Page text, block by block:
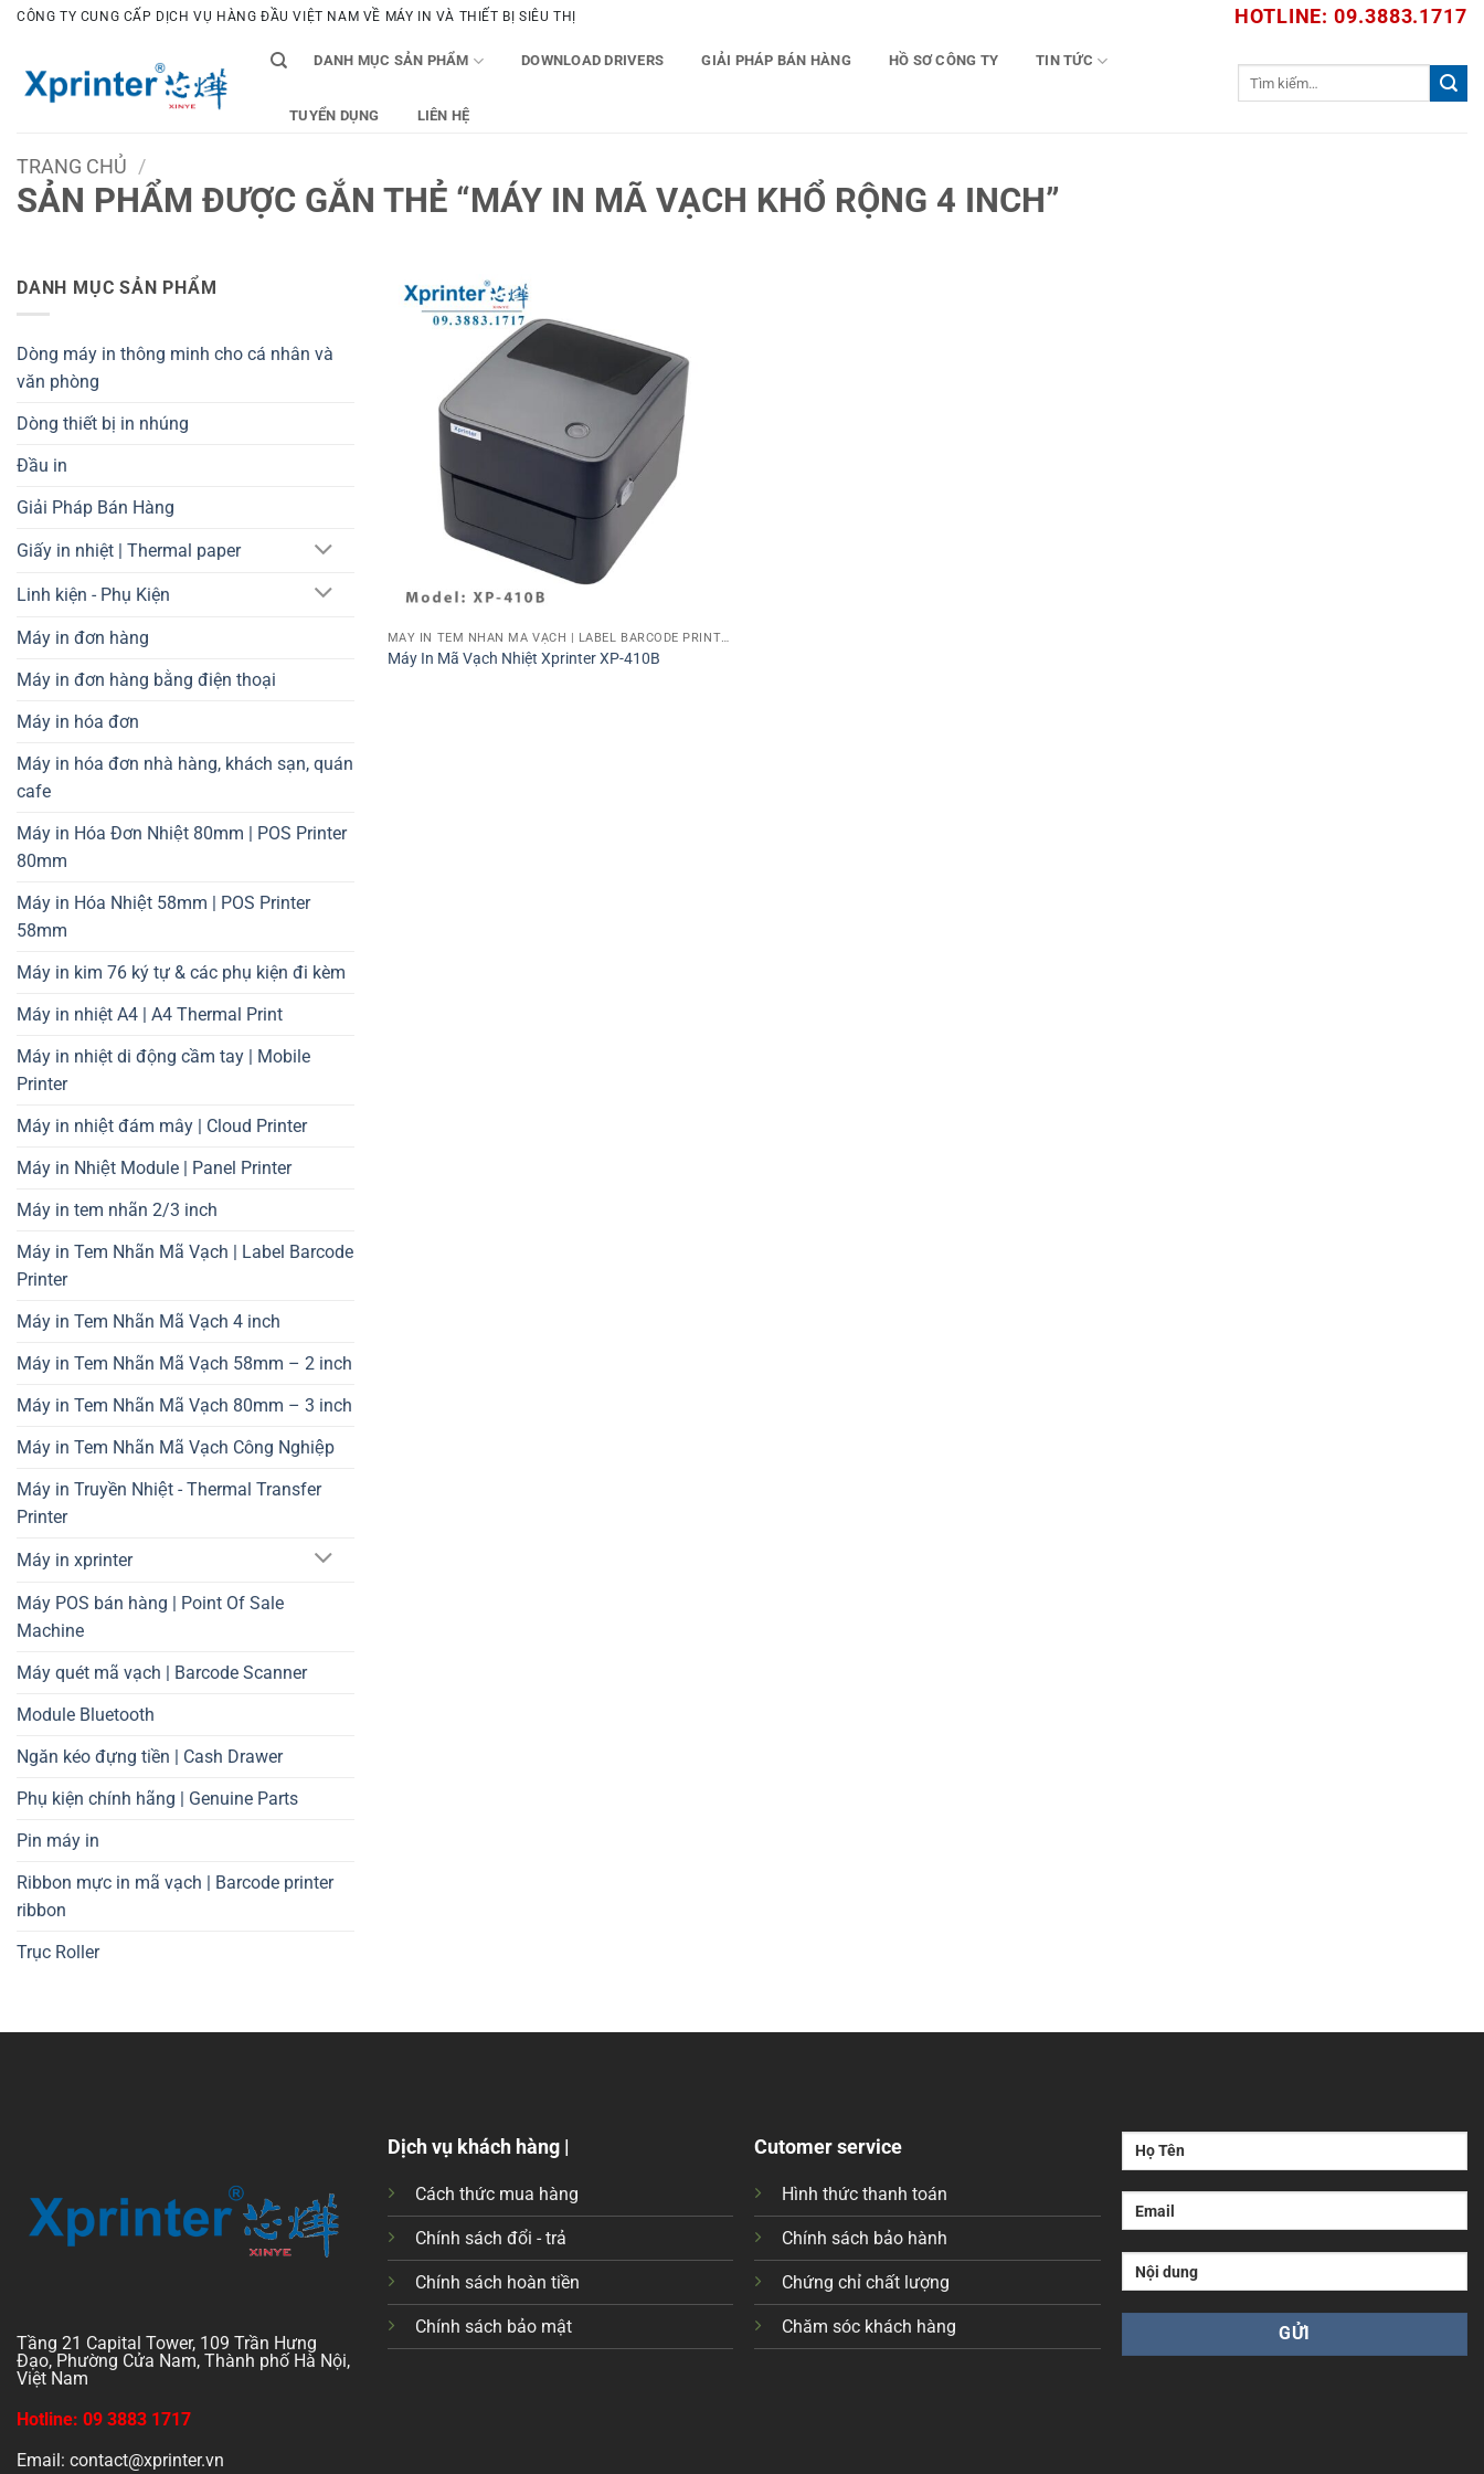
Bỏ
dung
CÔNG TY CUNG CẤP DỊCH VỤ HÀNG ĐẦU VIỆT NAM VỀ MÁY IN VÀ THIẾT BỊ SIÊU THỊ HOTLINE: 09.3883.1717
DANH MỤC SẢN PHẨM DOWNLOAD DRIVERS GIẢI PHÁP BÁN HÀNG HỒ SƠ CÔNG TY TIN TỨC
TUYỂN DỤNG LIÊN HỆ
TRANG CHỦ /
SẢN PHẨM ĐƯỢC GẮN THẺ “MÁY IN MÃ VẠCH KHỔ RỘNG 4 INCH”
DANH MỤC SẢN PHẨM
Dòng máy in thông minh cho cá nhân và
văn phòng
Dòng thiết bị in nhúng
Đầu in
Giải Pháp Bán Hàng
Giấy in nhiệt | Thermal paper
Linh kiện - Phụ Kiện
Máy in đơn hàng
Máy in đơn hàng bằng điện thoại
Máy in hóa đơn
Máy in hóa đơn nhà hàng, khách sạn, quán
cafe
Máy in Hóa Đơn Nhiệt 80mm | POS Printer
80mm
Máy in Hóa Nhiệt 58mm | POS Printer
58mm
Máy in kim 76 ký tự & các phụ kiện đi kèm
Máy in nhiệt A4 | A4 Thermal Print
Máy in nhiệt di động cầm tay | Mobile
Printer
Máy in nhiệt đám mây | Cloud Printer
Máy in Nhiệt Module | Panel Printer
Máy in tem nhãn 2/3 inch
Máy in Tem Nhãn Mã Vạch | Label Barcode
Printer
Máy in Tem Nhãn Mã Vạch 4 inch
Máy in Tem Nhãn Mã Vạch 58mm – 2 inch
Máy in Tem Nhãn Mã Vạch 80mm – 3 inch
Máy in Tem Nhãn Mã Vạch Công Nghiệp
Máy in Truyền Nhiệt - Thermal Transfer
Printer
Máy in xprinter
Máy POS bán hàng | Point Of Sale
Machine
Máy quét mã vạch | Barcode Scanner
Module Bluetooth
Ngăn kéo đựng tiền | Cash Drawer
Phụ kiện chính hãng | Genuine Parts
Pin máy in
Ribbon mực in mã vạch | Barcode printer
ribbon
Trục Roller
MÁY IN TEM NHÃN MÃ VẠCH | LABEL BARCODE PRINTER
Máy In Mã Vạch Nhiệt Xprinter XP-410B
Tầng 21 Capital Tower, 109 Trần Hưng
Đạo, Phường Cửa Nam, Thành phố Hà Nội,
Việt Nam
Hotline: 09 3883 1717
Email: contact@xprinter.vn
Dịch vụ khách hàng |
Cách thức mua hàng
Chính sách đổi - trả
Chính sách hoàn tiền
Chính sách bảo mật
Cutomer service
Hình thức thanh toán
Chính sách bảo hành
Chứng chỉ chất lượng
Chăm sóc khách hàng